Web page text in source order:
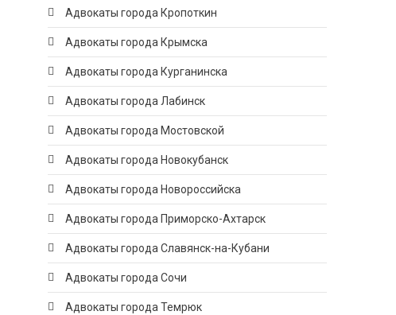
Адвокаты города Кропоткин
Адвокаты города Крымска
Адвокаты города Курганинска
Адвокаты города Лабинск
Адвокаты города Мостовской
Адвокаты города Новокубанск
Адвокаты города Новороссийска
Адвокаты города Приморско-Ахтарск
Адвокаты города Славянск-на-Кубани
Адвокаты города Сочи
Адвокаты города Темрюк